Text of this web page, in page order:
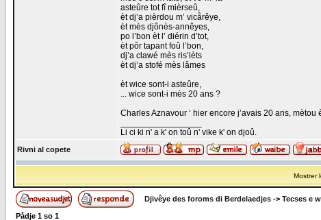
asteûre tot fî mièrseû,
èt dj’a pièrdou m’ vicårêye,
èt mès djônès-annêyes,
po l’bon èt l’ diérin d’tot,
èt pôr tapant foû l’bon,
dj’a clawé mès ris’lèts
èt dj’a stofé mès lâmes
èt wice sont-i asteûre,
... wice sont-i mès 20 ans ?
Charles Aznavour ‘ hier encore j’avais 20 ans,
Li ci ki n' a k' on toû n' vike k' on djoû.
Rivni al copete
Mostrer
Djivêye des foroms di Berdelaedjes -> Tecses e
Pådje 1 so 1